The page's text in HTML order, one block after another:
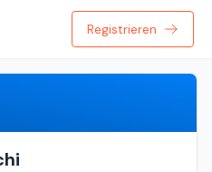
Registrieren